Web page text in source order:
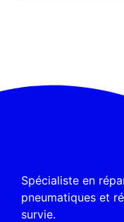
Spécialiste en
pneumatiques et
survie.